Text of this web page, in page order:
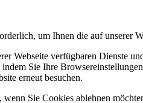
um Ihnen die auf unserer
Webseite verfügbaren Dienste
Sie Ihre
erneut besuchen.
Sie Cookies ablehnen